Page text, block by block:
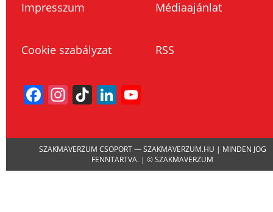
Impresszum Médiaajánlat
Cookie szabályzat RSS
Facebook
Instagram
TikTokLinkedIn
SZAKMAVERZUM CSOPORT — SZAKMAVERZUM.HU | MINDEN JOG
FENNTARTVA. | © SZAKMAVERZUM